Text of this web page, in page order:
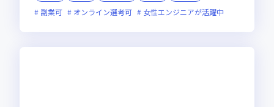
副業可
オンライン選考可 女性エンジニアが活躍中